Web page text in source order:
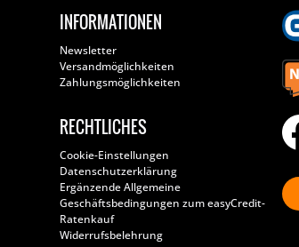
INFORMATIONEN
Newsletter
Versandmöglichkeiten
Zahlungsmöglichkeiten
RECHTLICHES
Cookie-Einstellungen
Datenschutzerklärung
Ergänzende Allgemeine
Geschäftsbedingungen zum easyCredit-
Ratenkauf
Widerrufsbelehrung